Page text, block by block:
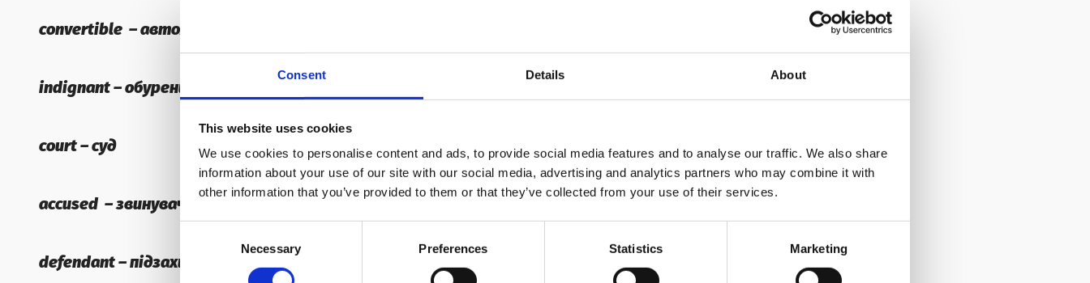
Consent Details About
This website uses cookies
We use cookies to personalise content and ads, to provide social media features and to analyse our traffic. We also share
information about your use of our site with our social media, advertising and analytics partners who may combine it with
other information that you’ve provided to them or that they’ve collected from your use of their services.
Necessary Preferences Statistics Marketing
convertible – автомобіль з відкидним верхом
indignant – обурений
court – суд
accused – звинувачений
defendant – підзахисний